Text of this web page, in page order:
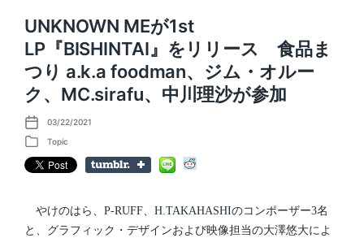
UNKNOWN MEが1st
LP『BISHINTAI』をリリース 食品ま
つり a.k.a foodman、ジム・オルー
ク、MC.sirafu、中川理沙が参加
P
o
t
03/22/2021
P
o
s
n
Topic
やけのはら、P-RUFF、H.TAKAHASHIのコンポーザー3名
と、グラフィック・デザインおよび映像担当の大澤悠大によ